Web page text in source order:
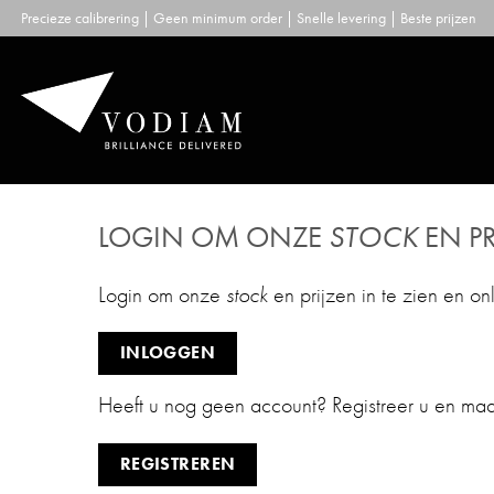
Skip
to
Precieze calibrering | Geen minimum order | Snelle levering | Beste prijzen
LOGIN OM ONZE STOCKEN
Login om onze stock en prijzen in te zien en
INLOGGEN
Heeft u nog geen account? Registreer u en
REGISTREREN